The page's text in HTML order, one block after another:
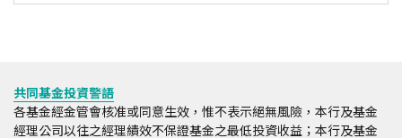
共同基金投資警語
各基金經金管會核准或同意生效，惟不表示絕無風險，本行及基金
經理公司以往之經理績效不保證基金之最低投資收益；本行及基金